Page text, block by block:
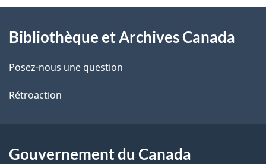
i
l
s
e
propos
de
ce
Bibliothèque et Archives Canada
Posez-nous une question
Rétroaction
Gouvernement du Canada